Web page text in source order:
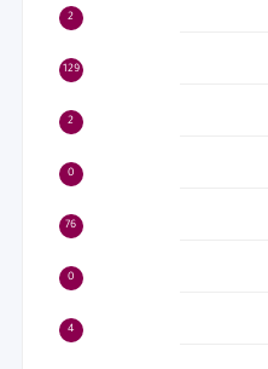
2
129
2
0
76
0
4